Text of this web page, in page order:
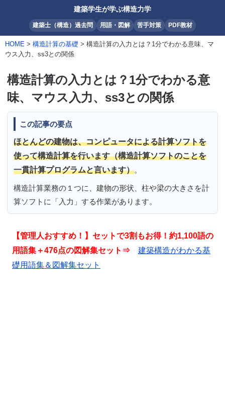
建築学生が学ぶ構造力学
建築士（構造）過去問 用語・図解 苦手対策 PDF教材
HOME > 構造計算の基礎 > 構造計算の入力とは？1分でわかる意味、マ
ウス入力、ss3との関係
構造計算の入力とは？1分でわかる意
味、マウス入力、ss3との関係
この記事の要点
ほとんどの建物は、コンピュータによる計算ソフトを
使って構造計算を行います（構造計算ソフトのことを
一貫計算プログラムと言います）。
構造計算業務の１つに、建物の形状、柱や梁の大きさを計
算ソフトに「入力」する作業があります。
【管理人おすすめ！】セットで3割もお得！約1,100語の
用語集＋476点の図解集セット⇒ 建築構造がわかる基
礎用語集＆図解集セット